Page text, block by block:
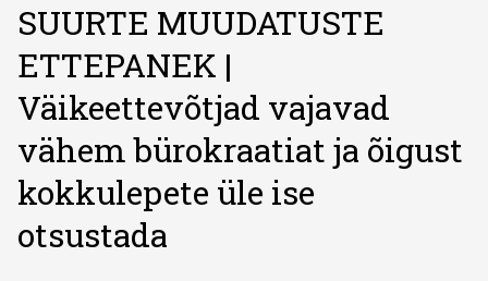
SUURTE MUUDATUSTE
ETTEPANEK |
Väikeettevõtjad vajavad
vähem bürokraatiat ja õigust
kokkulepete üle ise
otsustada